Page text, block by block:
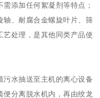
添加任何絮凝剂等特点；
轴、耐腐合金螺旋叶片、筛
艺处理，是其他同类产品使
污水抽送至主机的离心设备
便分离脱水机内，再由绞龙